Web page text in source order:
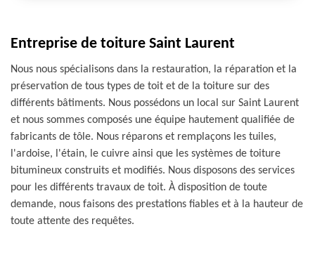
Entreprise de toiture Saint Laurent
Nous nous spécialisons dans la restauration, la réparation et la
préservation de tous types de toit et de la toiture sur des
différents bâtiments. Nous possédons un local sur Saint Laurent
et nous sommes composés une équipe hautement qualifiée de
fabricants de tôle. Nous réparons et remplaçons les tuiles,
l'ardoise, l'étain, le cuivre ainsi que les systèmes de toiture
bitumineux construits et modifiés. Nous disposons des services
pour les différents travaux de toit. À disposition de toute
demande, nous faisons des prestations fiables et à la hauteur de
toute attente des requêtes.